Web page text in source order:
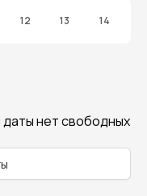
12 13 14
нет свободных